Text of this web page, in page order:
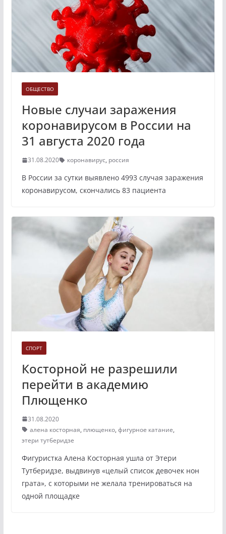
ОБЩЕСТВО
Новые случаи заражения
коронавирусом в России на
31 августа 2020 года
31.08.2020 коронавирус, россия
В России за сутки выявлено 4993 случая заражения
коронавирусом, скончались 83 пациента
СПОРТ
Косторной не разрешили
перейти в академию
Плющенко
31.08.2020
алена косторная, плющенко, фигурное катание,
этери тутберидзе
Фигуристка Алена Косторная ушла от Этери
Тутберидзе, выдвинув «целый список девочек нон
грата», с которыми не желала тренироваться на
одной площадке